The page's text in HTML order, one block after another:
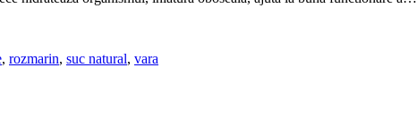
, rozmarin, suc natural, vara